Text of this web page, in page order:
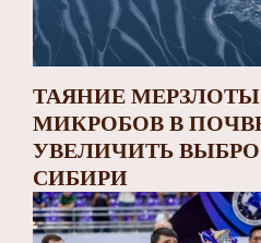
ТАЯНИЕ
МИКРОБОВ В
УВЕЛИЧИТЬ
СИБИРИ